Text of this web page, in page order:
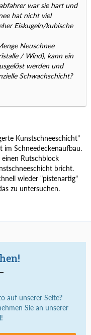
war sie hart und
hat nicht viel
Eiskugeln/kubische
Neuschnee
/ Wind), kann ein
werden und
Schwachschicht?
Kunstschneeschicht"
im Schneedeckenaufbau.
Rutschblock
bricht.
wieder "pistenartig"
zu untersuchen.
auf unserer Seite?
Sie an unserer